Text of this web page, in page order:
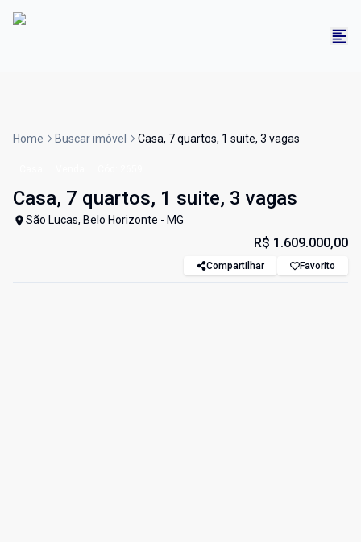
Home Buscar imóvel Casa, 7 quartos, 1 suite, 3 vagas
Casa, 7 quartos, 1 suite, 3 vagas
São Lucas, Belo Horizonte - MG
R$ 1.609.000,00
Compartilhar Favorito